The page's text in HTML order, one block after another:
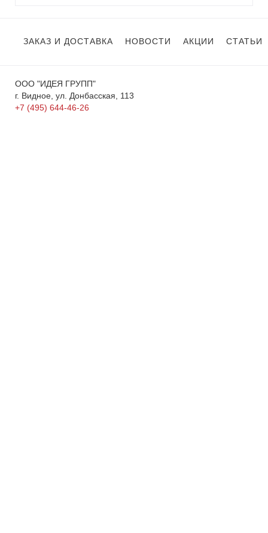
ЗАКАЗ И ДОСТАВКА НОВОСТИ АКЦИИ СТАТЬИ
ООО "ИДЕЯ ГРУПП"
г. Видное, ул. Донбасская, 113
+7 (495) 644-46-26